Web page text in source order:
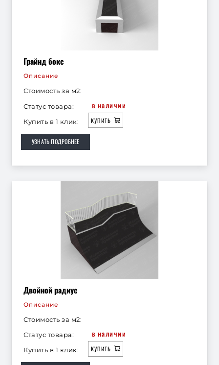
Грайнд бокс
Описание
Стоимость за м2:
Статус товара:
в наличии
Купить в 1 клик: КУПИТЬ
УЗНАТЬ ПОДРОБНЕЕ
Двойной радиус
Описание
Стоимость за м2:
Статус товара:
в наличии
Купить в 1 клик: КУПИТЬ